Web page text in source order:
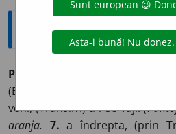
Sinonime
POTRIV
(Ban. și Transilv.) a (se) păsăli.
veni, (Transilv.) a i se vâji.
aranja. 7. a îndrepta, (prin